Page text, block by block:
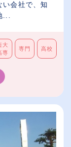
会社で、知
大
専
専門 高校